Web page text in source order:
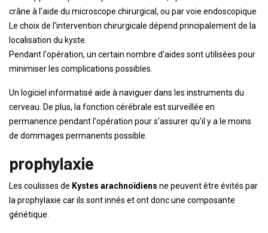
crâne à l'aide du microscope chirurgical, ou par voie endoscopique
Le choix de l'intervention chirurgicale dépend principalement de la
localisation du kyste.
Pendant l'opération, un certain nombre d'aides sont utilisées pour
minimiser les complications possibles.
Un logiciel informatisé aide à naviguer dans les instruments du
cerveau. De plus, la fonction cérébrale est surveillée en
permanence pendant l'opération pour s'assurer qu'il y a le moins
de dommages permanents possible.
prophylaxie
Les coulisses de Kystes arachnoïdiens ne peuvent être évités par
la prophylaxie car ils sont innés et ont donc une composante
génétique.